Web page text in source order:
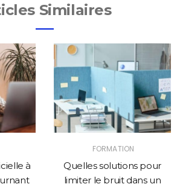
Similaires
à
FORMATION
Quelles solutions pour
limiter le bruit dans un